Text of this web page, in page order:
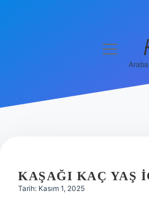
Hakkımızda
menüyü
KAŞAĞI KAÇ YAŞ
Tarih: Kasım 1, 2025